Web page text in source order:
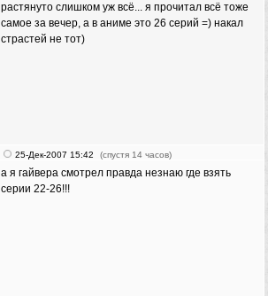
растянуто слишком уж всё... я прочитал всё тоже
самое за вечер, а в аниме это 26 серий =) накал
страстей не тот)
25-Дек-2007 15:42 (спустя 14 часов)
а я гайвера смотрел правда незнаю где взять
серии 22-26!!!